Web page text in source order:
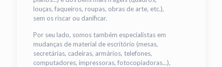
louças, faqueiros, roupas, obras de arte, etc.),
sem os riscar ou danificar.
Por seu lado, somos também especialistas em
mudanças de material de escritório (mesas,
secretárias, cadeiras, armários, telefones,
computadores, impressoras, fotocopiadoras...),